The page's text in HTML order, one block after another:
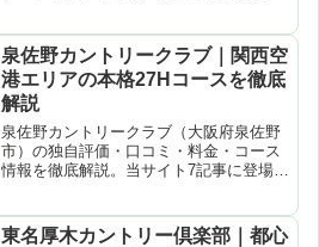
と合わせて非日常感あふれる1日を過ごせ
ます。オーシャンビュー...
泉佐野カントリークラブ｜関西空
港エリアの本格27Hコースを徹底
解説
泉佐野カントリークラブ（大阪府泉佐野
市）の独自評価・口コミ・料金・コース
情報を徹底解説。当サイト7記事に登場す
東名厚木カントリー倶楽部｜都心